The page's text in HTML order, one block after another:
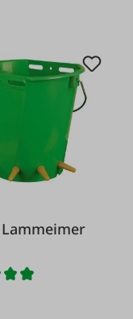
KERBL Lammeimer